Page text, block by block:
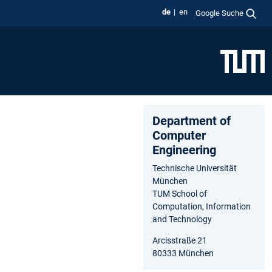
de en Google Suche
Department of
Computer
Engineering
Technische Universität
München
TUM School of
Computation, Information
and Technology
Arcisstraße 21
80333 München